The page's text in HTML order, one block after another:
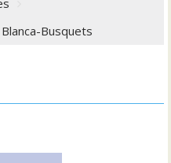
Blanca-Busquets